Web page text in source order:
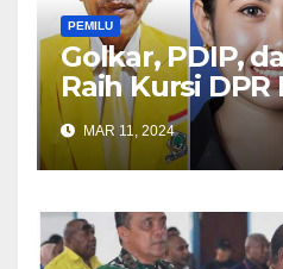
PEMILU
Golkar, PDIP,
Raih Kursi DPR
Barat
MAR 11, 2024